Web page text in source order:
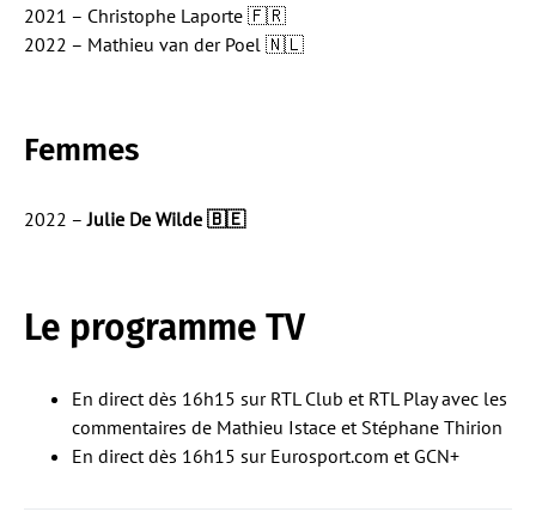
2021 – Christophe Laporte 🇫🇷
2022 – Mathieu van der Poel 🇳🇱
Femmes
2022 –Julie De Wilde 🇧🇪
Le programme TV
En direct dès 16h15 sur RTL Club et RTL Play avec les
commentaires de Mathieu Istace et Stéphane Thirion
En direct dès 16h15 sur Eurosport.com et GCN+